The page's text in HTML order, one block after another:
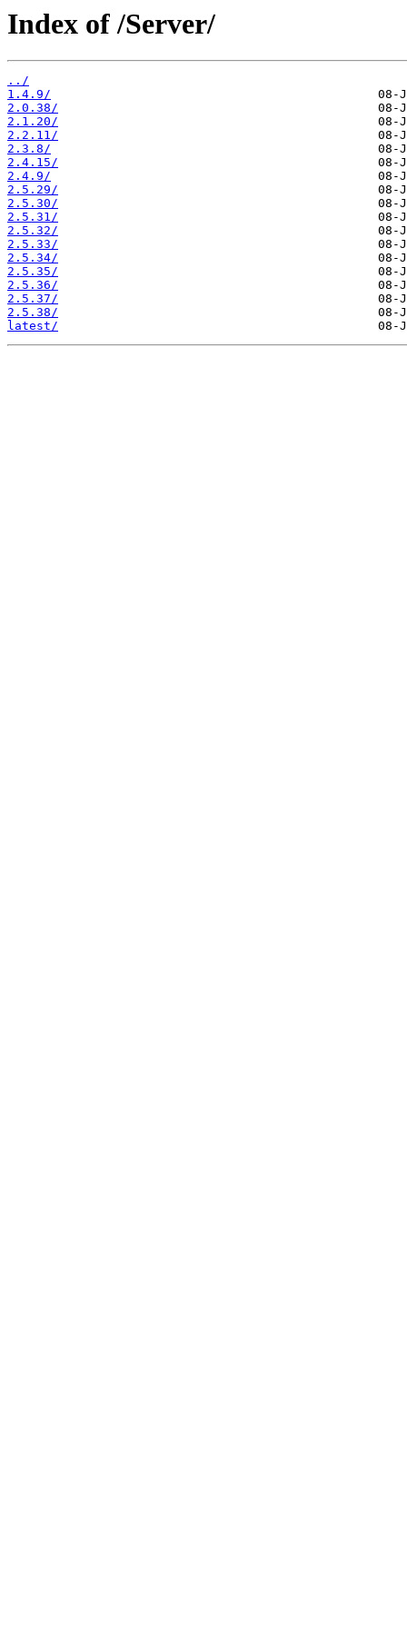
Index of /Server/
../
1.4.9/
2.0.38/
2.1.20/
2.2.11/
2.3.8/
2.4.15/
2.4.9/
2.5.29/
2.5.30/
2.5.31/
2.5.32/
2.5.33/
2.5.34/
2.5.35/
2.5.36/
2.5.37/
2.5.38/
latest/